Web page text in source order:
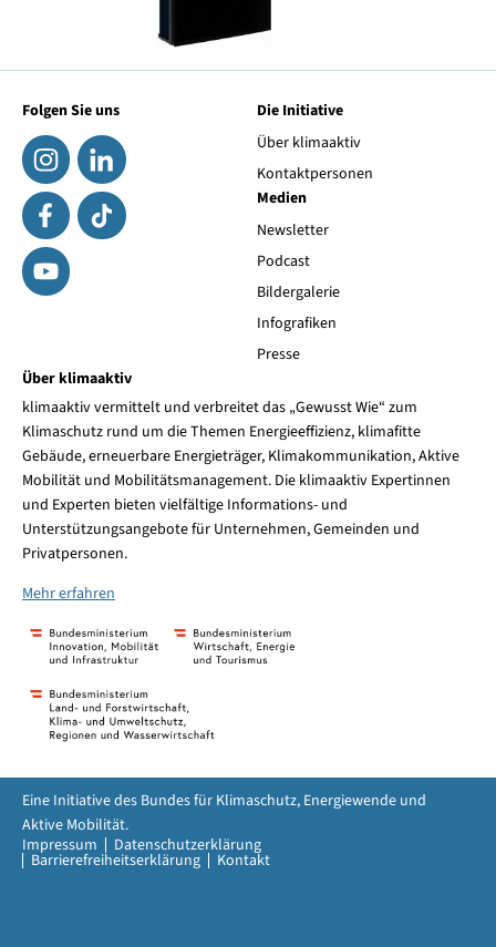
Folgen Sie uns
Die Initiative
Über klimaaktiv
Kontaktpersonen
Medien
Newsletter
Podcast
Bildergalerie
Infografiken
Presse
Über klimaaktiv
klimaaktiv vermittelt und verbreitet das „Gewusst Wie“ zum
Klimaschutz rund um die Themen Energieeffizienz, klimafitte
Gebäude, erneuerbare Energieträger, Klimakommunikation, Aktive
Mobilität und Mobilitätsmanagement. Die klimaaktiv Expertinnen
und Experten bieten vielfältige Informations- und
Unterstützungsangebote für Unternehmen, Gemeinden und
Privatpersonen.
Mehr erfahren
Impressum Datenschutzerklärung
Barrierefreiheitserklärung Kontakt
Eine Initiative des Bundes für Klimaschutz, Energiewende und
Aktive Mobilität.